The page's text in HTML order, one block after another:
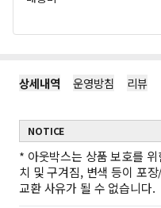
상세내역 운영방침 리뷰
NOTICE
* 아웃박스는 상품 보호를
치 및 구겨짐, 변색 등이 포
교환 사유가 될 수 없습니다.